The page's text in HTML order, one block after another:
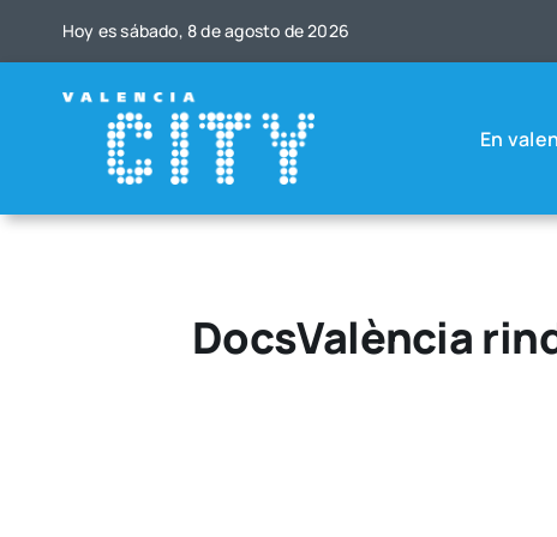
Hoy es sába­do, 8 de agos­to de 2026
En
DocsValència